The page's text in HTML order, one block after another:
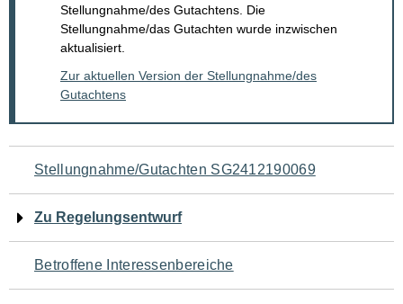
Stellungnahme/des Gutachtens. Die
Stellungnahme/das Gutachten wurde inzwischen
aktualisiert.
Zur aktuellen Version der Stellungnahme/des
Gutachtens
Navigation
für
den
Seiteninhalt
Stellungnahme/Gutachten SG2412190069
Zu Regelungsentwurf
Betroffene Interessenbereiche